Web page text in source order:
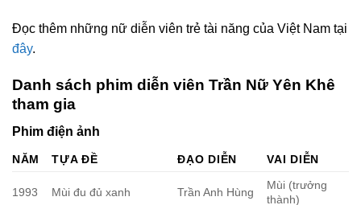
Đọc thêm những nữ diễn viên trẻ tài năng của Việt Nam tại
đây.
Danh sách phim diễn viên Trần Nữ Yên Khê
tham gia
Phim điện ảnh
NĂM TỰA ĐỀ ĐẠO DIỄN VAI DIỄN
1993 Mùi đu đủ xanh Trần Anh Hùng
Mùi (trưởng
thành)